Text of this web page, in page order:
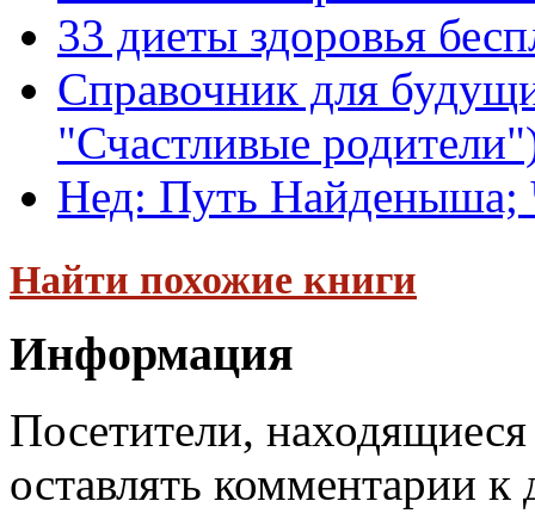
33 диеты здоровья
Справочник для
"Счастливые
Нед: Путь Найденыша;
Найти похожие книги
Информация
Посетители,
оставлять комментарии к